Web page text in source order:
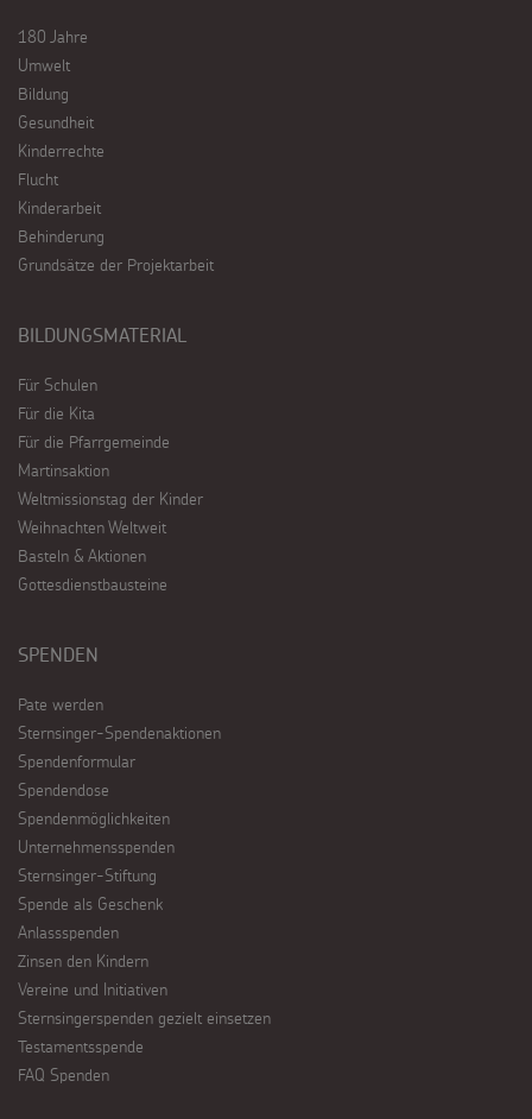
180 Jahre
Umwelt
Bildung
Gesundheit
Kinderrechte
Flucht
Kinderarbeit
Behinderung
Grundsätze der Projektarbeit
BILDUNGSMATERIAL
Für Schulen
Für die Kita
Für die Pfarrgemeinde
Martinsaktion
Weltmissionstag der Kinder
Weihnachten Weltweit
Basteln & Aktionen
Gottesdienstbausteine
SPENDEN
Pate werden
Sternsinger-Spendenaktionen
Spendenformular
Spendendose
Spendenmöglichkeiten
Unternehmensspenden
Sternsinger-Stiftung
Spende als Geschenk
Anlassspenden
Zinsen den Kindern
Vereine und Initiativen
Sternsingerspenden gezielt einsetzen
Testamentsspende
FAQ Spenden